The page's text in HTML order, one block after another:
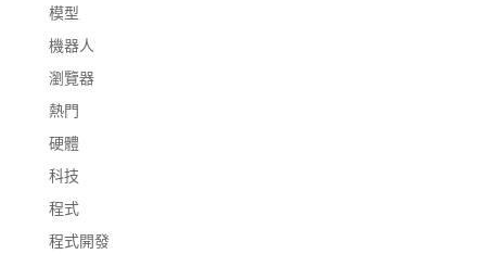
模型
機器人
瀏覽器
熱門
硬體
科技
程式
程式開發